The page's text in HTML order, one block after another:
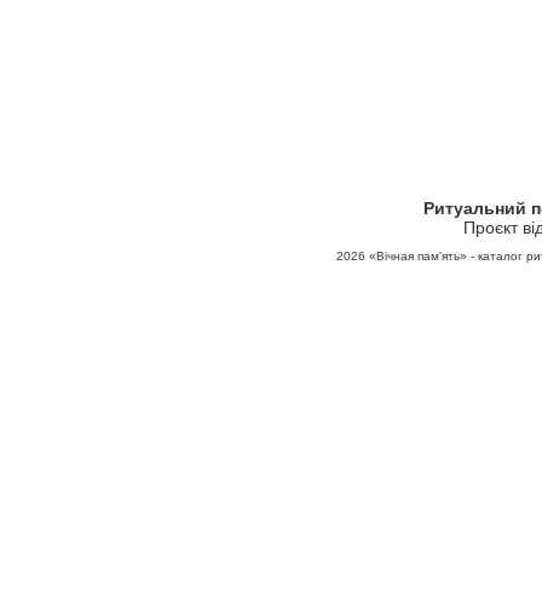
Ритуальний
Проєкт
2026 «Вічная пам'ять» - каталог